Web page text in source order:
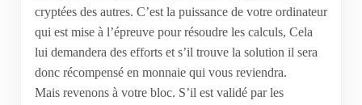
cryptées des autres. C’est la puissance de votre ordinateur
qui est mise à l’épreuve pour résoudre les calculs, Cela
lui demandera des efforts et s’il trouve la solution il sera
donc récompensé en monnaie qui vous reviendra.
Mais revenons à votre bloc. S’il est validé par les